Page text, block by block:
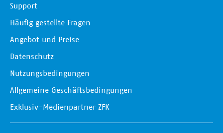
Support
Häufig gestellte Fragen
Angebot und Preise
Datenschutz
Nutzungsbedingungen
Allgemeine Geschäftsbedingungen
Exklusiv-Medienpartner ZFK